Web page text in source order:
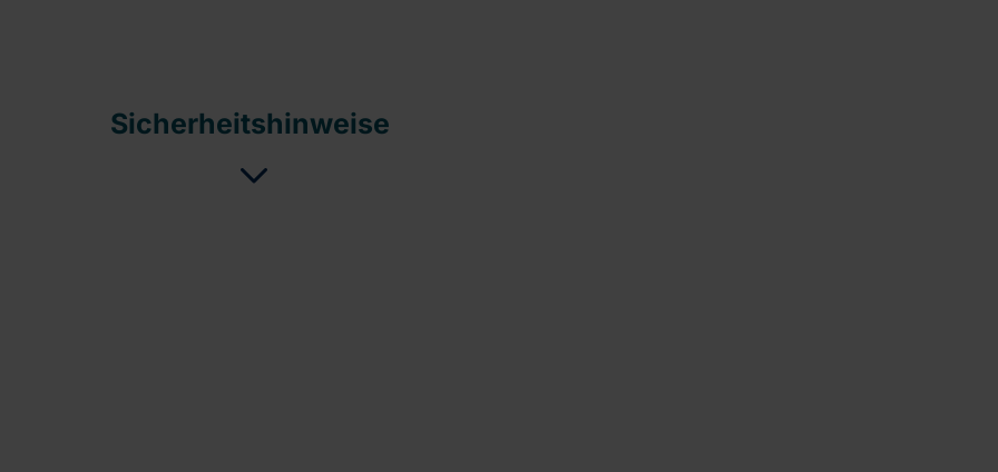
Sicherheitshinweise